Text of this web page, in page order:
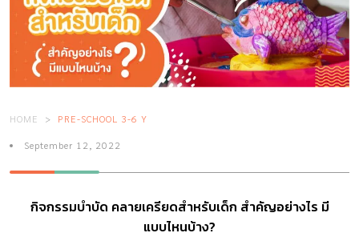
HOME PRE-SCHOOL 3-6 Y
September 12, 2022
กิจกรรมบำบัด คลายเครียดสำหรับเด็ก สำคัญอย่างไร มี
แบบไหนบ้าง?